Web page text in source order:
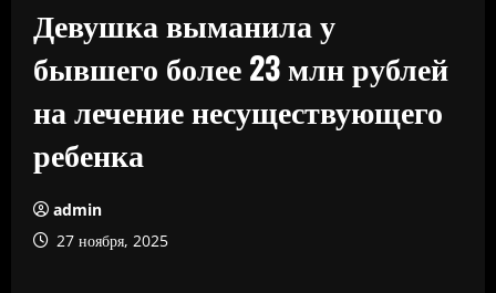
Девушка выманила у
бывшего более 23 млн рублей
на лечение несуществующего
ребенка
admin
27 ноября, 2025